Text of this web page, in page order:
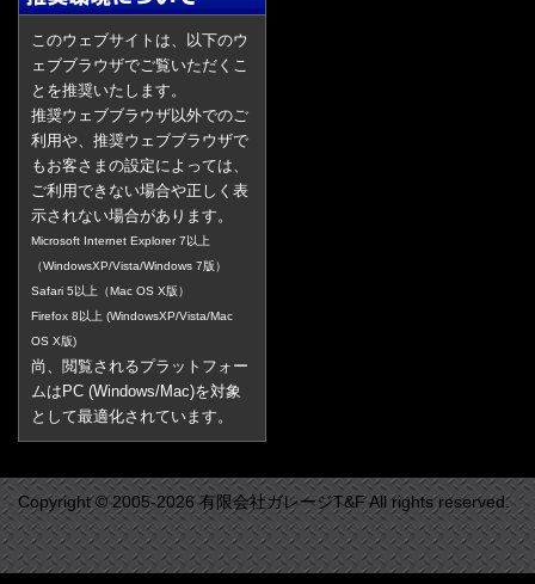
このウェブサイトは、以下のウ
ェブブラウザでご覧いただくこ
とを推奨いたします。
推奨ウェブブラウザ以外でのご
利用や、推奨ウェブブラウザで
もお客さまの設定によっては、
ご利用できない場合や正しく表
示されない場合があります。
Microsoft Internet Explorer 7以上
（WindowsXP/Vista/Windows 7版）
Safari 5以上（Mac OS X版）
Firefox 8以上 (WindowsXP/Vista/Mac
OS X版)
尚、閲覧されるプラットフォー
ムはPC (Windows/Mac)を対象
として最適化されています。
Copyright © 2005-2026 有限会社ガレージT&F All rights reserved.